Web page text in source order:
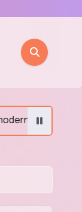
beliebt sind